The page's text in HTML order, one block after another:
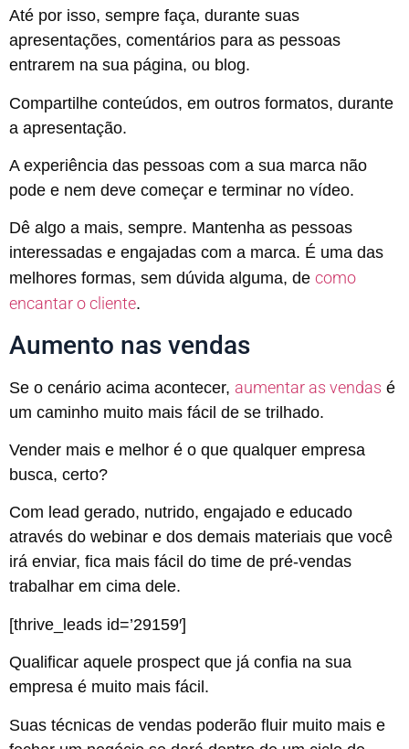
Até por isso, sempre faça, durante suas
apresentações, comentários para as pessoas
entrarem na sua página, ou blog.
Compartilhe conteúdos, em outros formatos, durante
a apresentação.
A experiência das pessoas com a sua marca não
pode e nem deve começar e terminar no vídeo.
Dê algo a mais, sempre. Mantenha as pessoas
interessadas e engajadas com a marca. É uma das
melhores formas, sem dúvida alguma, de como
encantar o cliente.
Aumento nas vendas
Se o cenário acima acontecer, aumentar as vendas é
um caminho muito mais fácil de se trilhado.
Vender mais e melhor é o que qualquer empresa
busca, certo?
Com lead gerado, nutrido, engajado e educado
através do webinar e dos demais materiais que você
irá enviar, fica mais fácil do time de pré-vendas
trabalhar em cima dele.
[thrive_leads id=’29159′]
Qualificar aquele prospect que já confia na sua
empresa é muito mais fácil.
Suas técnicas de vendas poderão fluir muito mais e